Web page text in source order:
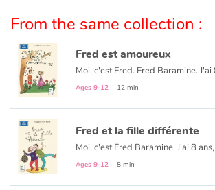
At school
Festivals and events
Love and friendship
Social issues
Emotions and feelings
From the same collection :
Fred est amoureux
Ages 9-12 - 12 min
Fred et la fille différente
Ages 9-12 - 8 min